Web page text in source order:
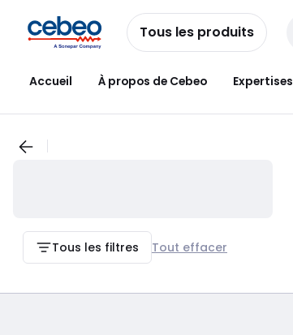
navigationau
contenu
Tous les produits
Accueil À propos de Cebeo Expertises
Tous les filtres Tout effacer